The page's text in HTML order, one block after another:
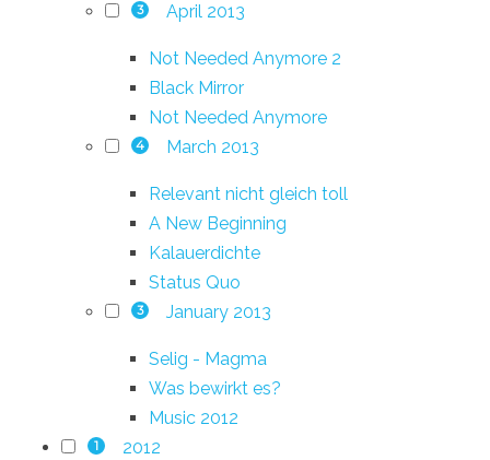
3 April 2013
Not Needed Anymore 2
Black Mirror
Not Needed Anymore
4 March 2013
Relevant nicht gleich toll
A New Beginning
Kalauerdichte
Status Quo
3 January 2013
Selig - Magma
Was bewirkt es?
Music 2012
1 2012